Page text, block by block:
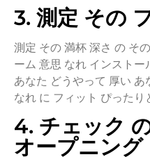
3. 測定 その
測定 その 満杯 深さ の その
ーム 意思 なれ インストー
あなた どうやって 厚い あ
なれ に フィット ぴったり
4. チェック
オープニング